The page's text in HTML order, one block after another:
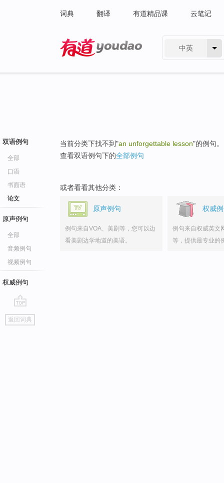
词典 翻译 有道精品课 云笔记
中英
双语例句
全部
口语
书面语
论文
原声例句
全部
音频例句
视频例句
权威例句
go
top
返回词典
当前分类下找不到"an unforgettable lesson"的例句。
查看双语例句下的全部例句
或者看看其他分类：
原声例句
例句来自VOA、美剧等，您可以边
看美剧边学地道的美语。
权威
例句来自权威英文
等，提供最专业的